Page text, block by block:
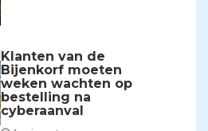
Klanten van de
Bijenkorf moeten
weken wachten op
bestelling na
cyberaanval